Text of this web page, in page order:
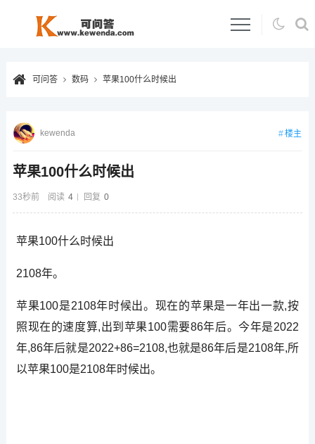
可问答 数码 苹果100什么时候出
苹果100什么时候出
33秒前 阅读 4 回复 0
kewenda 楼主
苹果100什么时候出
2108年。
苹果100是2108年时候出。现在的苹果是一年出一款,按
照现在的速度算,出到苹果100需要86年后。今年是2022
年,86年后就是2022+86=2108,也就是86年后是2108年,所
以苹果100是2108年时候出。